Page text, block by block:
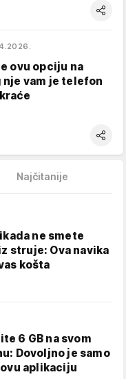
ovu opciju na
vam je telefon
Najčitanije
ne smete
struje: Ova navika
košta
6 GB na svom
Dovoljno je samo
aplikaciju